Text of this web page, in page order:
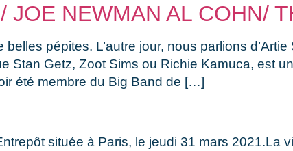
JOE NEWMAN AL COHN/
pépites. L’autre jour, nous parlions
Stan Getz, Zoot Sims ou Richie Kamuca, est
été membre du Big Band de […]
située à Paris, le jeudi 31 mars 2021.La